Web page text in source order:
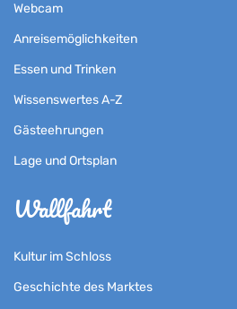
Webcam
Anreisemöglichkeiten
Essen und Trinken
Wissenswertes A-Z
Gästeehrungen
Lage und Ortsplan
Wallfahrt
Kultur im Schloss
Geschichte des Marktes